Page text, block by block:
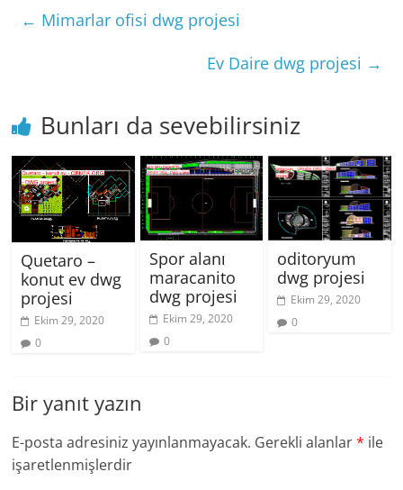
← Mimarlar ofisi dwg projesi
Ev Daire dwg projesi →
Bunları da sevebilirsiniz
Quetaro –
konut ev dwg
projesi
Ekim 29, 2020
0
Spor alanı
maracanito
dwg projesi
Ekim 29, 2020
0
oditoryum
dwg projesi
Ekim 29, 2020
0
Bir yanıt yazın
E-posta adresiniz yayınlanmayacak. Gerekli alanlar* ile
işaretlenmişlerdir